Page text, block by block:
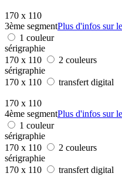
170 x 110
3ème segmentPlus d'infos sur
1 couleur
sérigraphie
170 x 110
2 couleurs
sérigraphie
170 x 110
transfert digital
170 x 110
4ème segmentPlus d'infos sur
1 couleur
sérigraphie
170 x 110
2 couleurs
sérigraphie
170 x 110
transfert digital